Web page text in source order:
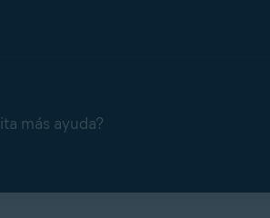
más ayuda?